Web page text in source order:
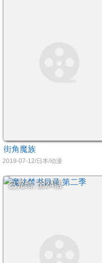
街角魔族
2019-07-12/日本/动漫
已完结, 全24话